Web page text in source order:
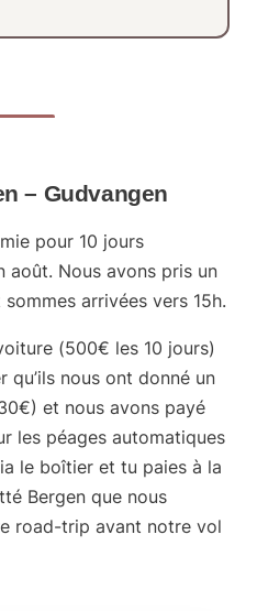
– Gudvangen
pour 10 jours
août. Nous avons pris un
arrivées vers 15h.
(500€ les 10 jours)
qu’ils nous ont donné un
et nous avons payé
les péages automatiques
le boîtier et tu paies à la
Bergen que nous
road-trip avant notre vol